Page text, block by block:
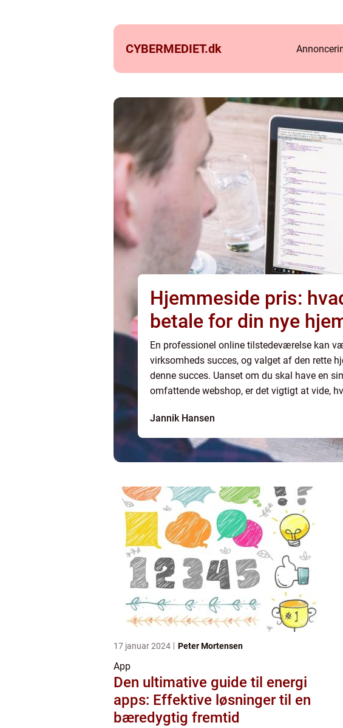
CYBERMEDIET.dk
Hjemmeside pris:
betale for din nye
En professionel online tilstedeværelse kan
virksomheds succes, og valget af den rette
denne succes. Uanset om du skal have en
omfattende webshop, er det vigtigt at vide,
Jannik Hansen
17 januar 2024 Peter Mortensen
App
Den ultimative guide til energi
apps: Effektive løsninger til en
bæredygtig fremtid